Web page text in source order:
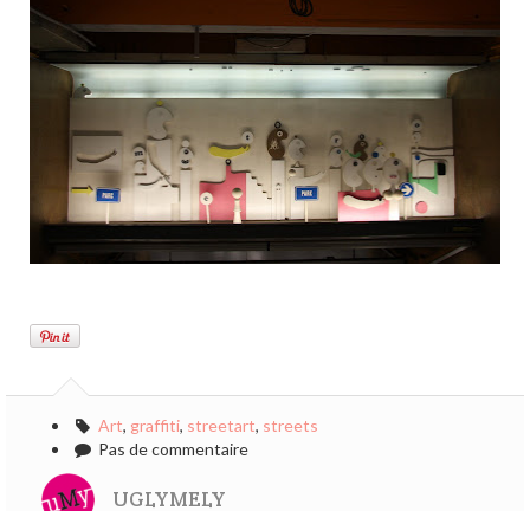
Art, graffiti, streetart, streets
Pas de commentaire
UGLYMELY